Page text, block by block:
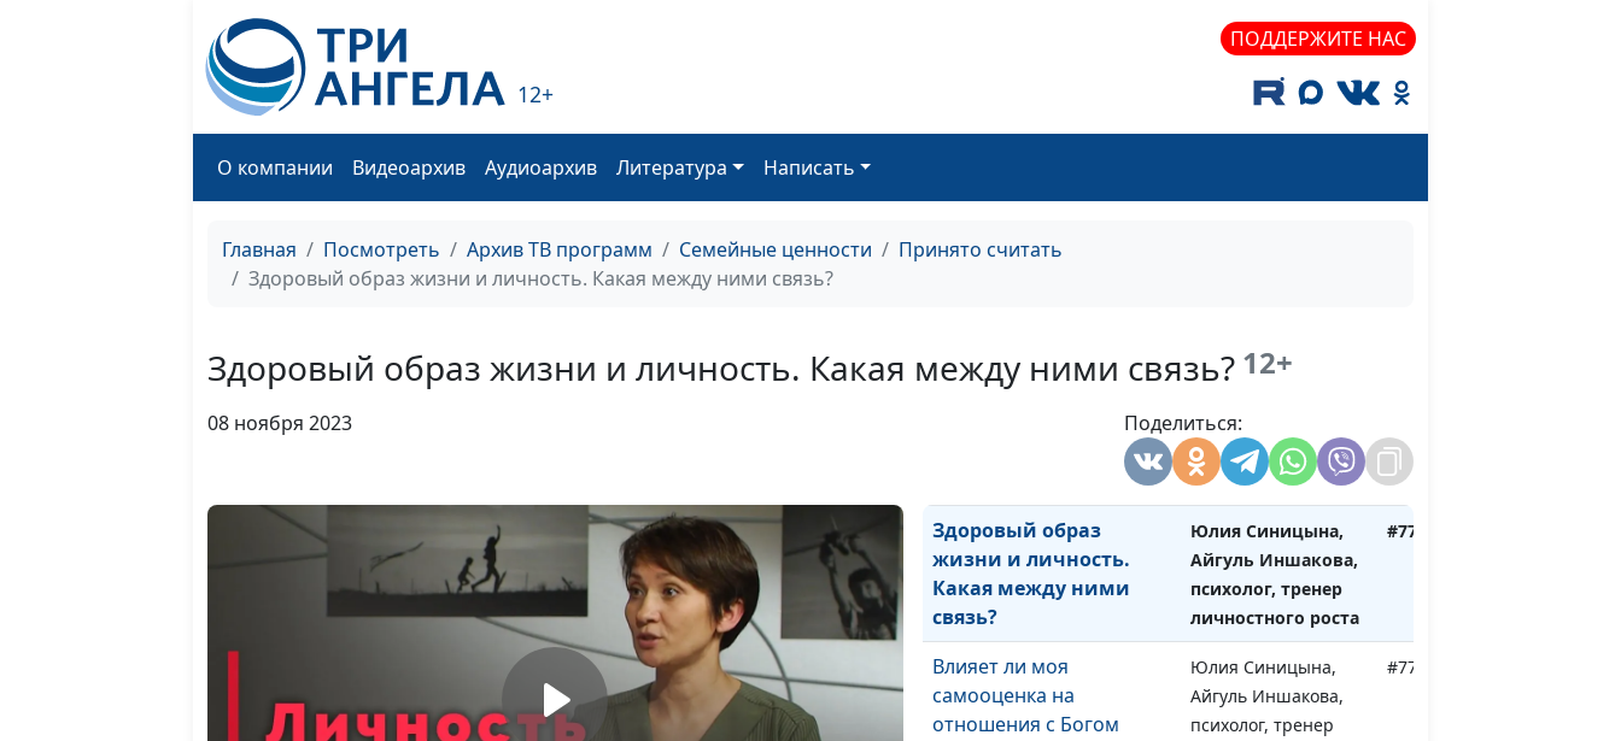
12+
ПОДДЕРЖИТЕ НАС
О компании Видеоархив Аудиоархив Литература Написать
Главная Посмотреть Архив ТВ программ Семейные ценности
Принято считать
Здоровый образ жизни и личность. Какая между ними связь?
Здоровый образ жизни и личность. Какая между ними связь? 12+
08 ноября 2023 Поделиться:
психолог, тренер
личностного роста
личностного роста
Может ли христианин
Верующий человек не
испытывает стресс? Так
Айгуль Иншакова,
психолог, тренер
личностного роста
Здоровый образ
жизни и личность.
Какая между ними
связь?
Юлия Синицына,
Айгуль Иншакова,
психолог, тренер
личностного роста
#773
Влияет ли моя
самооценка на
отношения с Богом
Юлия Синицына,
Айгуль Иншакова,
психолог, тренер
#772